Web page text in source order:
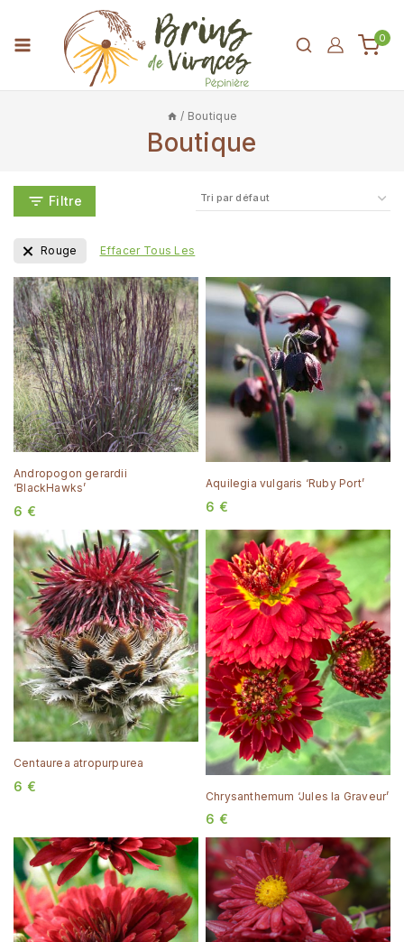
0
/ Boutique
Boutique
Filtre
Rouge Effacer Tous Les
Andropogon gerardii
‘BlackHawks’
6 €
Aquilegia vulgaris ‘Ruby Port’
6 €
Centaurea atropurpurea
6 €
Chrysanthemum ‘Jules la Graveur’
6 €